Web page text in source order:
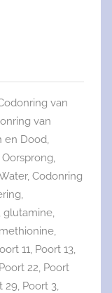
van
van
en Dood,
,
, Codonring
,
, glutamine,
methionine,
11, Poort 13,
Poort 22, Poort
29, Poort 3,